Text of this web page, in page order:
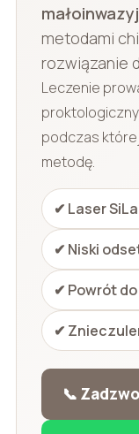
metodami
rozwiązanie
Leczenie
podczas
metodę.
✔ Laser
✔ Niski
✔ Powrót
✔
📞